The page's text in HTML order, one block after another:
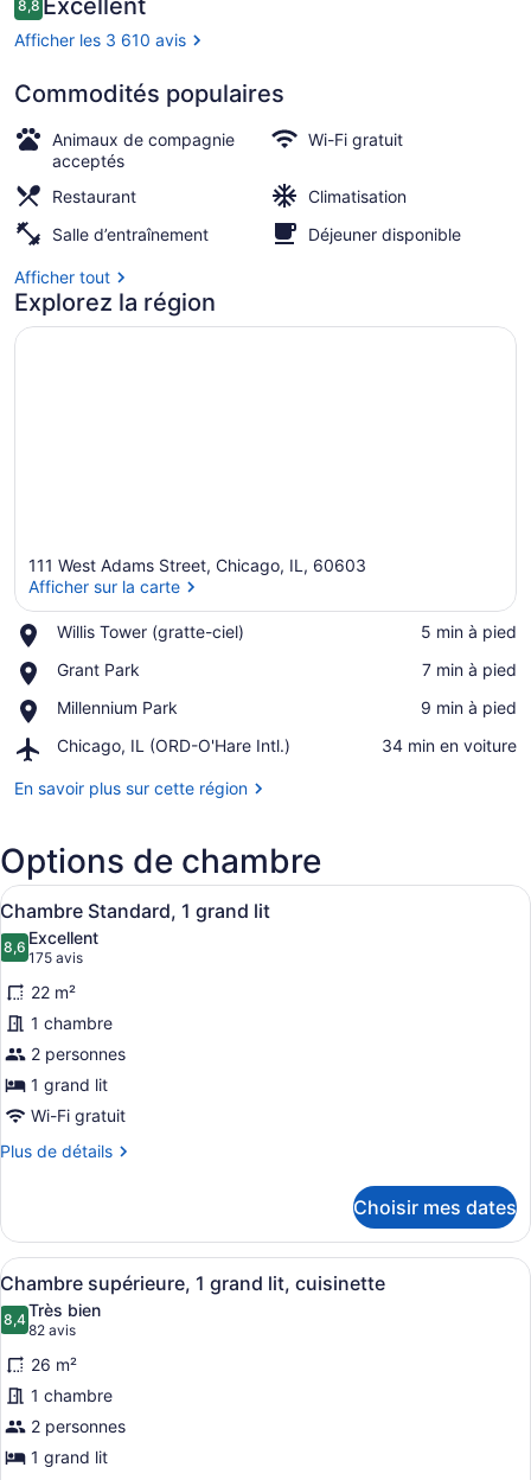
Central
Chicago
Boîte de nuit
8,88,8 sur 10 –
Afficher les 3 610 avis
Commodités populaires
Animaux de compagnie
acceptés
Wi-Fi gratuit
Restaurant
Climatisation
Salle d’entraînement
Déjeuner disponible
Afficher tout
Explorez la région
111 West Adams Street, Chicago, IL, 60603
Afficher sur la carte
Willis Tower (gratte-ciel)
Place,
Tower
ciel)
‪5 min à pied‬
Grant Park
Place,
Park
‪7 min à pied‬
Millennium Park
Place,
Park
‪9 min à pied‬
Chicago, IL (ORD-O'Hare Intl.)
Airport,
IL
Intl.)
‪34 min en voiture‬
En savoir plus sur cette région
Options de chambre
Afficher
toutes
les
photos
pour
ce
type
de
chambre :
Chambre
grand
lit
Une chambre d’hôtel avec un lit,
2
Chambre Standard, 1 grand lit
8,68,6 sur 10
Excellent
175 avis
(175 avis)
22 m²
1 chambre
2 personnes
1 grand lit
Wi-Fi gratuit
Plus de détails
Plus
Chambre
Standard,
1
grand
lit
Choisir mes dates
Afficher
toutes
les
photos
pour
ce
type
de
Une chambre d’hôtel avec un lit,
2
Chambre supérieure, 1 grand lit, cuisinette
8,48,4 sur 10
Très bien
82 avis
(82 avis)
26 m²
1 chambre
2 personnes
1 grand lit